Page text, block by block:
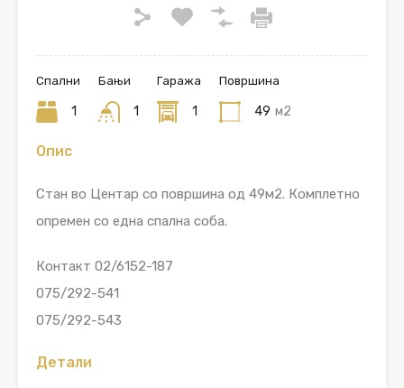
Спални
1
Бањи
1
Гаража
1
Површина
49 м2
Опис
Стан во Центар со површина од 49м2. Комплетно
опремен со една спална соба.
Контакт 02/6152-187
075/292-541
075/292-543
Детали